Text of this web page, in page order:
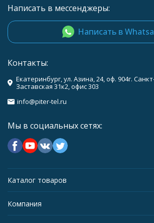
Написать в мессенджеры:
Написать в
Контакты:
Екатеринбург, ул. Азина, 24, оф. 904г.
Заставская 31к2, офис 303
info@piter-tel.ru
Мы в социальных сетях:
Каталог товаров
Компания